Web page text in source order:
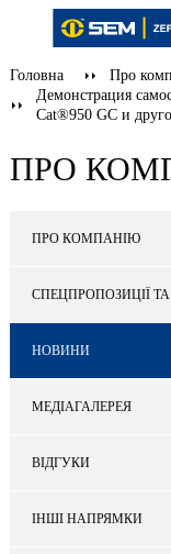
Головна Про
Демонстрация
Cat®950 GC и
ПРО
ПРО КОМПАНІЮ
СПЕЦПРОПОЗИЦІЇ ТА
НОВИНИ
МЕДІАГАЛЕРЕЯ
ВІДГУКИ
ІНШІ НАПРЯМКИ